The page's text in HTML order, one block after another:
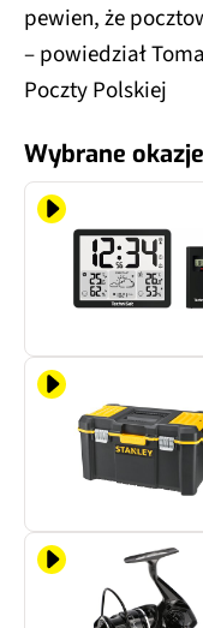
pewien, że
– powiedział
Poczty Polskiej
Wybrane